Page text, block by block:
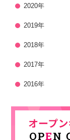
2020年
2019年
2018年
2017年
2016年